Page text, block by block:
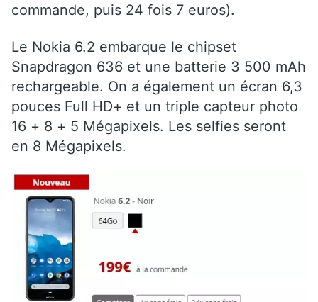
commande, puis 24 fois 7 euros).
Le Nokia 6.2 embarque le chipset
Snapdragon 636 et une batterie 3 500 mAh
rechargeable. On a également un écran 6,3
pouces Full HD+ et un triple capteur photo
16 + 8 + 5 Mégapixels. Les selfies seront
en 8 Mégapixels.